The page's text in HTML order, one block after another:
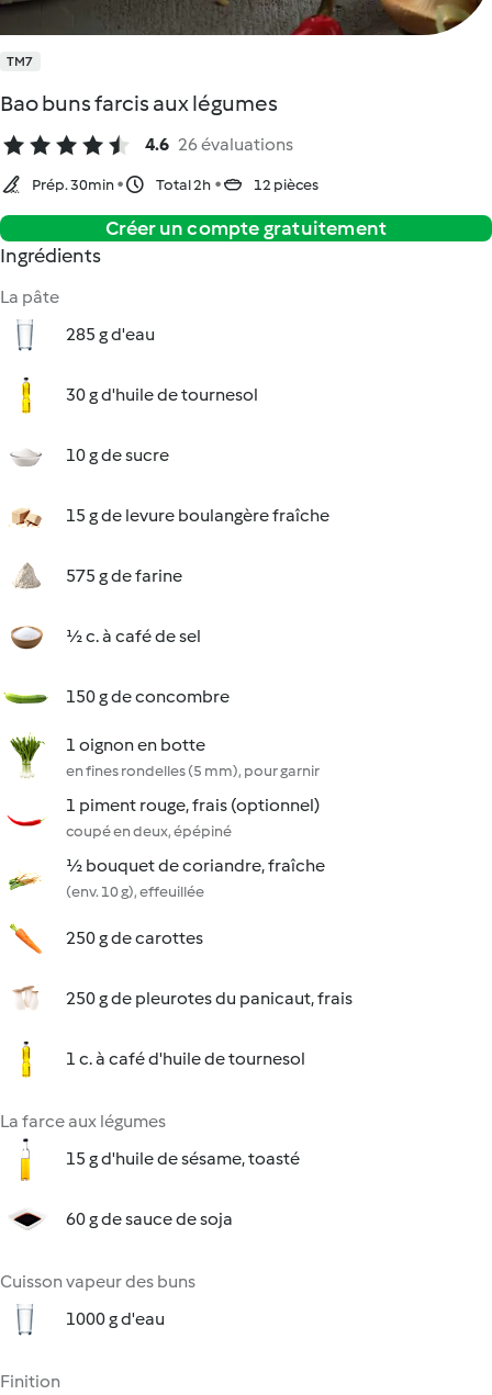
TM7
Bao buns farcis aux légumes
4.6 26 évaluations
Prép. 30min Total 2h 12 pièces
Créer un compte gratuitement
Ingrédients
La pâte
285 g d'eau
30 g d'huile de tournesol
10 g de sucre
15 g de levure boulangère fraîche
575 g de farine
½ c. à café de sel
150 g de concombre
1 oignon en botte
en fines rondelles (5 mm), pour garnir
1 piment rouge, frais (optionnel)
coupé en deux, épépiné
½ bouquet de coriandre, fraîche
(env. 10 g), effeuillée
250 g de carottes
250 g de pleurotes du panicaut, frais
1 c. à café d'huile de tournesol
La farce aux légumes
15 g d'huile de sésame, toasté
60 g de sauce de soja
Cuisson vapeur des buns
1000 g d'eau
Finition